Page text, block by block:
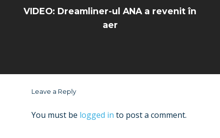
VIDEO: Dreamliner-ul ANA a revenit în
aer
Leave a Reply
You must be logged in to post a comment.